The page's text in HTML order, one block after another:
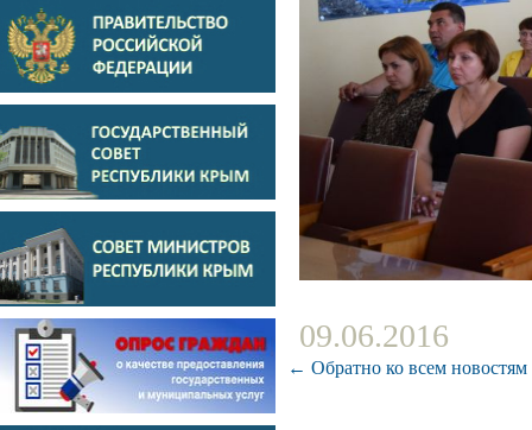
09.06.2016
← Обратно ко всем новостям